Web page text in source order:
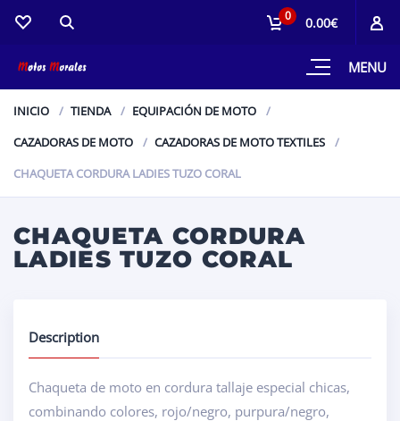
MENU
0 0.00€
INICIO TIENDA
EQUIPACIÓN DE MOTO
CAZADORAS DE MOTO
CAZADORAS DE MOTO TEXTILES
CHAQUETA CORDURA LADIES TUZO CORAL
CHAQUETA CORDURA
LADIES TUZO CORAL
Description
Chaqueta de moto en cordura tallaje especial chicas,
combinando colores, rojo/negro, purpura/negro,